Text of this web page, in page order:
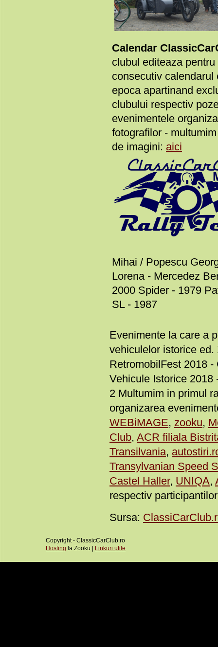
Calendar
clubul editeaza
consecutiv calendarul
epoca apartinand
clubului respectiv
evenimentele
fotografilor -
de imagini: aici
Mihai / Popescu
Lorena - Mercedez
2000 Spider - 1979
SL - 1987
Evenimente la care a
vehiculelor istorice
RetromobilFest 2018
Vehicule Istorice 2018
2 Multumim in primul
organizarea
WEBiMAGE, zooku,
Club, ACR filiala
Transilvania,
Transylvanian Speed
Castel Haller, UNIQA,
respectiv
Sursa:
Copyright - ClassicCarClub.ro
Hosting la Zooku | Linkuri utile